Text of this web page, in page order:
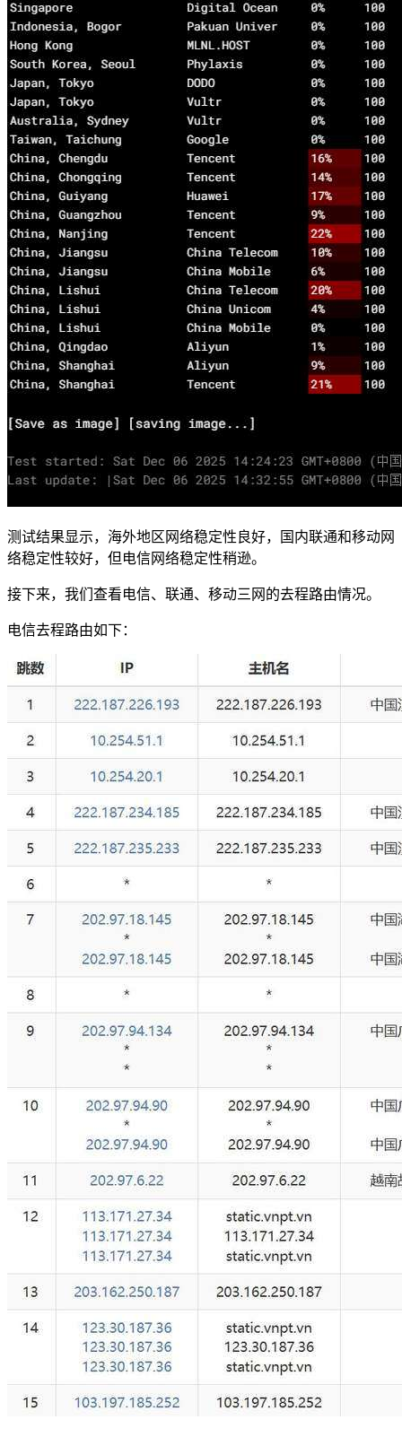
测试结果显示，海外地区网络稳定性良好，国内联通和移动网
络稳定性较好，但电信网络稳定性稍逊。
接下来，我们查看电信、联通、移动三网的去程路由情况。
电信去程路由如下：